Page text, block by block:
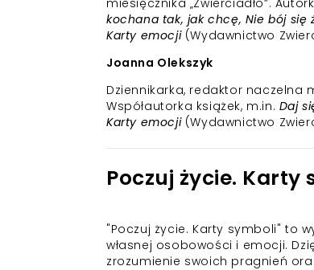
miesięcznika „Zwierciadło”.
kochana tak, jak chcę, Nie bój się
Karty emocji (Wydawnictwo
Joanna Olekszyk
Dziennikarka, redaktor naczelna
Współautorka książek, m.in. Daj
Karty emocji(Wydawnictwo
Poczuj życie. Karty
"Poczuj życie. Karty symboli" to
własnej osobowości i emocji.
zrozumienie swoich pragnień